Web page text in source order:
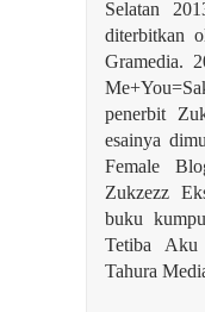
Selatan
diterbitkan
Gramedia.
penerbit
esainya
Female
Zukzezz
buku
Tetiba Aku
Tahura